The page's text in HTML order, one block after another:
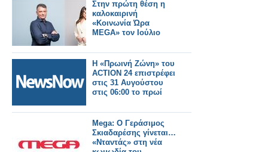
Στην πρώτη θέση η
καλοκαιρινή
«Κοινωνία Ώρα
MEGA» τον Ιούλιο
Η «Πρωινή Ζώνη» του
ACTION 24 επιστρέφει
στις 31 Αυγούστου
στις 06:00 το πρωί
Mega: Ο Γεράσιμος
Σκιαδαρέσης γίνεται…
«Νταντάς» στη νέα